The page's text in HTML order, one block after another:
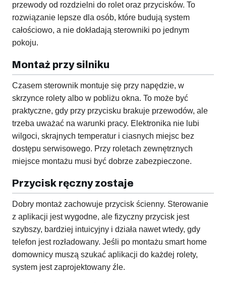
przewody od rozdzielni do rolet oraz przycisków. To
rozwiązanie lepsze dla osób, które budują system
całościowo, a nie dokładają sterowniki po jednym
pokoju.
Montaż przy silniku
Czasem sterownik montuje się przy napędzie, w
skrzynce rolety albo w pobliżu okna. To może być
praktyczne, gdy przy przycisku brakuje przewodów, ale
trzeba uważać na warunki pracy. Elektronika nie lubi
wilgoci, skrajnych temperatur i ciasnych miejsc bez
dostępu serwisowego. Przy roletach zewnętrznych
miejsce montażu musi być dobrze zabezpieczone.
Przycisk ręczny zostaje
Dobry montaż zachowuje przycisk ścienny. Sterowanie
z aplikacji jest wygodne, ale fizyczny przycisk jest
szybszy, bardziej intuicyjny i działa nawet wtedy, gdy
telefon jest rozładowany. Jeśli po montażu smart home
domownicy muszą szukać aplikacji do każdej rolety,
system jest zaprojektowany źle.